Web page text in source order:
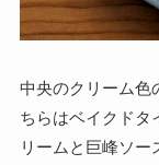
中央のクリーム色
ちらはベイクドタ
リームと巨峰ソー